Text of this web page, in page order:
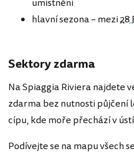
umístnění
hlavní sezona – mezi28
Sektory zdarma
Na Spiaggia Riviera najdete
zdarma bez nutnosti půjčení
cípu, kde moře přechází v
Podívejte se na mapu všech